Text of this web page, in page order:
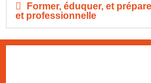
Former, éduquer, et
et professionnelle